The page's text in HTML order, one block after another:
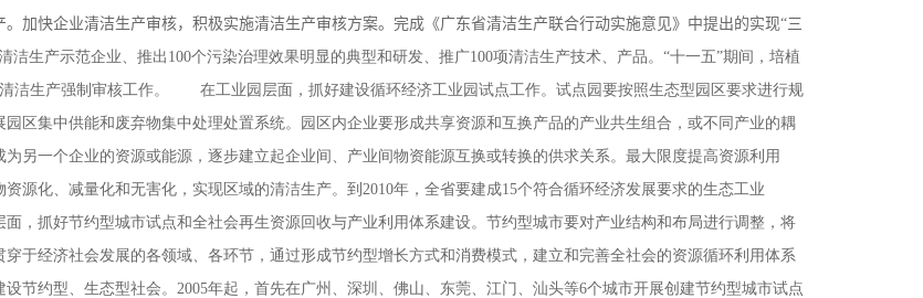
。加快企业清洁生产审核，积极实施清洁生产审核方案。完成《广东省清洁生产联合行动实施意见》中提出的实现“三
洁生产示范企业、推出100个污染治理效果明显的典型和研发、推广100项清洁生产技术、产品。“十一五”期间，培植
洁生产强制审核工作。 在工业园层面，抓好建设循环经济工业园试点工作。试点园要按照生态型园区要求进行规
区集中供能和废弃物集中处理处置系统。园区内企业要形成共享资源和互换产品的产业共生组合，或不同产业的耦
另一个企业的资源或能源，逐步建立起企业间、产业间物资能源互换或转换的供求关系。最大限度提高资源利用
源化、减量化和无害化，实现区域的清洁生产。到2010年，全省要建成15个符合循环经济发展要求的生态工业
抓好节约型城市试点和全社会再生资源回收与产业利用体系建设。节约型城市要对产业结构和布局进行调整，将
于经济社会发展的各领域、各环节，通过形成节约型增长方式和消费模式，建立和完善全社会的资源循环利用体系
节约型、生态型社会。2005年起，首先在广州、深圳、佛山、东莞、江门、汕头等6个城市开展创建节约型城市试点